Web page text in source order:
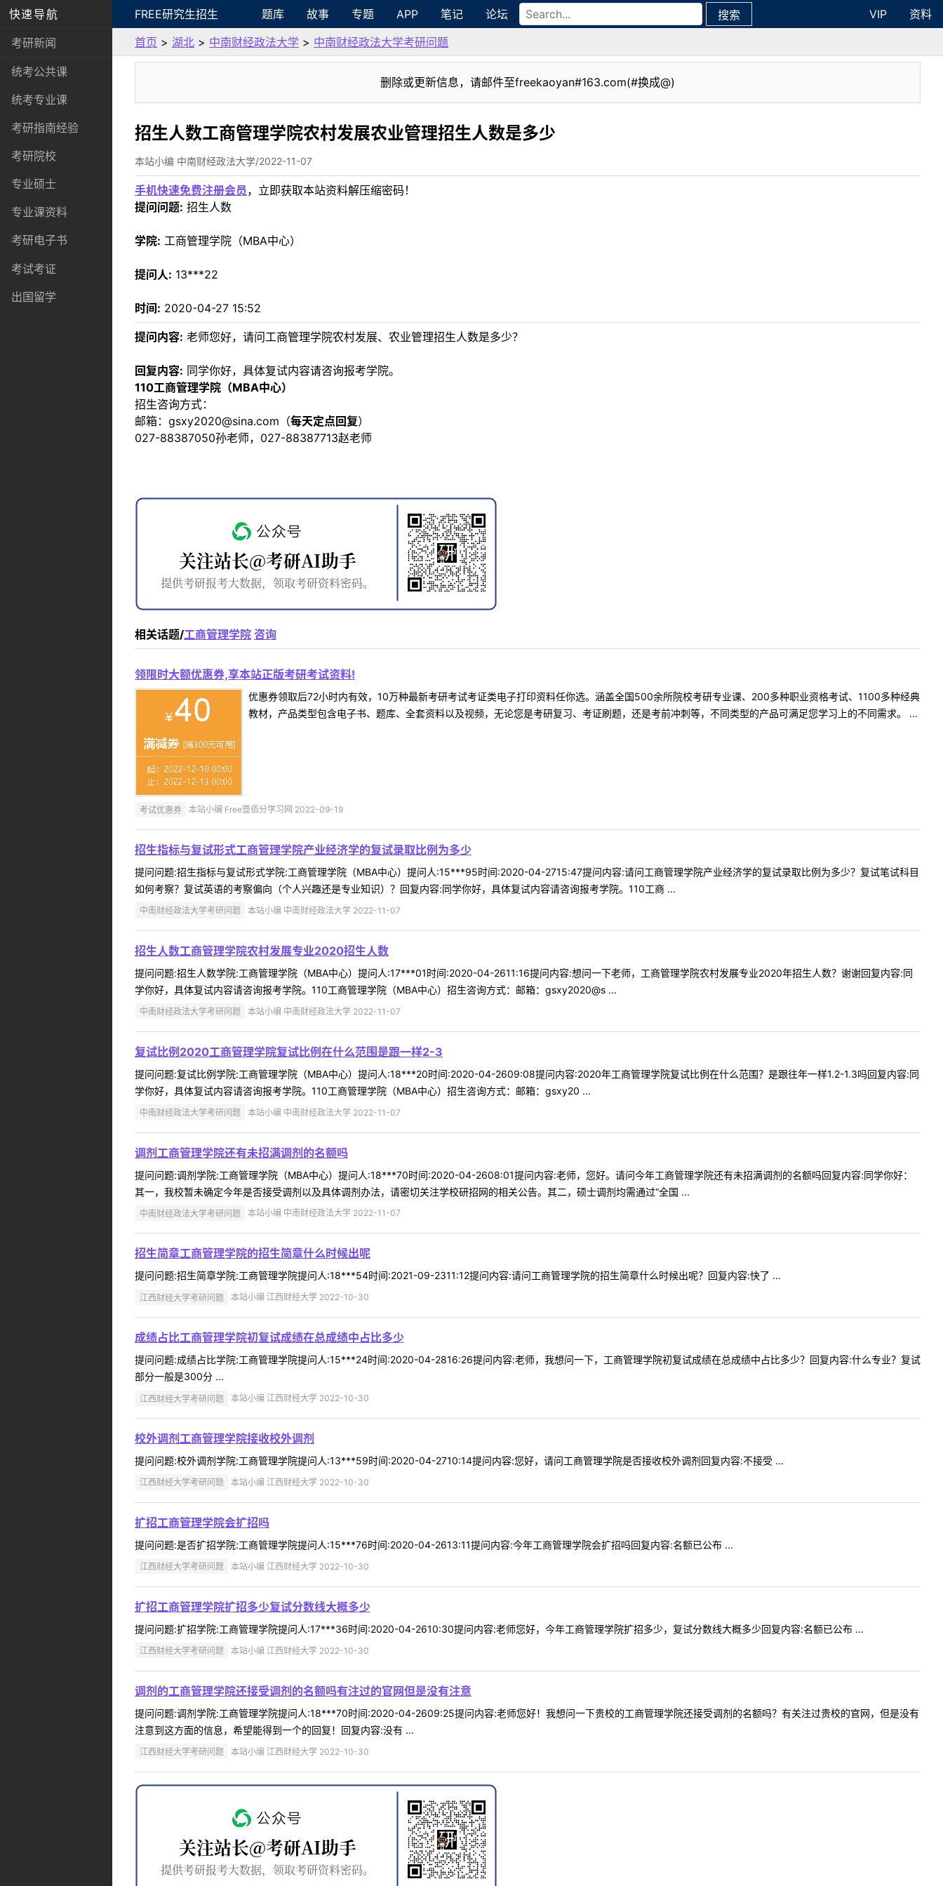
快速导航
考研新闻
统考公共课
统考专业课
考研指南经验
考研院校
专业硕士
专业课资料
考研电子书
考试考证
出国留学
FREE研究生招生 题库 故事 专题 APP 笔记 论坛 搜索 VIP
资料
首页 > 湖北 > 中南财经政法大学 > 中南财经政法大学考研问题
删除或更新信息，请邮件至freekaoyan#163.com(#换成@)
招生人数工商管理学院农村发展农业管理招生人数是多少
本站小编 中南财经政法大学/2022-11-07
手机快速免费注册会员 ，立即获取本站资料解压缩密码！
提问问题: 招生人数
学院: 工商管理学院（MBA中心）
提问人: 13***22
时间: 2020-04-27 15:52
提问内容: 老师您好，请问工商管理学院农村发展、农业管理招生人数是多少？
回复内容: 同学你好，具体复试内容请咨询报考学院。
110工商管理学院（MBA中心）
招生咨询方式：
邮箱：gsxy2020@sina.com（每天定点回复）
027-88387050孙老师，027-88387713赵老师
相关话题/工商管理学院 咨询
领限时大额优惠券,享本站正版考研考试资料!
优惠券领取后72小时内有效，10万种最新考研考试考证类电子打印资料任你选。涵盖全国500余所院校考研专业课、200多种职业资格考试、1100多种经典
教材，产品类型包含电子书、题库、全套资料以及视频，无论您是考研复习、考证刷题，还是考前冲刺等，不同类型的产品可满足您学习上的不同需求。 ...
考试优惠券 本站小编 Free壹佰分学习网 2022-09-19
招生指标与复试形式工商管理学院产业经济学的复试录取比例为多少
提问问题:招生指标与复试形式学院:工商管理学院（MBA中心）提问人:15***95时间:2020-04-2715:47提问内容:请问工商管理学院产业经济学的复试录取比例为多少？复试笔试科目
如何考察？复试英语的考察偏向（个人兴趣还是专业知识）？回复内容:同学你好，具体复试内容请咨询报考学院。110工商 ...
中南财经政法大学考研问题 本站小编 中南财经政法大学 2022-11-07
招生人数工商管理学院农村发展专业2020招生人数
提问问题:招生人数学院:工商管理学院（MBA中心）提问人:17***01时间:2020-04-2611:16提问内容:想问一下老师，工商管理学院农村发展专业2020年招生人数？谢谢回复内容:同
学你好，具体复试内容请咨询报考学院。110工商管理学院（MBA中心）招生咨询方式：邮箱：gsxy2020@s ...
中南财经政法大学考研问题 本站小编 中南财经政法大学 2022-11-07
复试比例2020工商管理学院复试比例在什么范围是跟一样2-3
提问问题:复试比例学院:工商管理学院（MBA中心）提问人:18***20时间:2020-04-2609:08提问内容:2020年工商管理学院复试比例在什么范围？是跟往年一样1.2-1.3吗回复内容:同
学你好，具体复试内容请咨询报考学院。110工商管理学院（MBA中心）招生咨询方式：邮箱：gsxy20 ...
中南财经政法大学考研问题 本站小编 中南财经政法大学 2022-11-07
调剂工商管理学院还有未招满调剂的名额吗
提问问题:调剂学院:工商管理学院（MBA中心）提问人:18***70时间:2020-04-2608:01提问内容:老师，您好。请问今年工商管理学院还有未招满调剂的名额吗回复内容:同学你好：
其一，我校暂未确定今年是否接受调剂以及具体调剂办法，请密切关注学校研招网的相关公告。其二，硕士调剂均需通过“全国 ...
中南财经政法大学考研问题 本站小编 中南财经政法大学 2022-11-07
招生简章工商管理学院的招生简章什么时候出呢
提问问题:招生简章学院:工商管理学院提问人:18***54时间:2021-09-2311:12提问内容:请问工商管理学院的招生简章什么时候出呢？回复内容:快了 ...
江西财经大学考研问题 本站小编 江西财经大学 2022-10-30
成绩占比工商管理学院初复试成绩在总成绩中占比多少
提问问题:成绩占比学院:工商管理学院提问人:15***24时间:2020-04-2816:26提问内容:老师，我想问一下，工商管理学院初复试成绩在总成绩中占比多少？回复内容:什么专业？复试
部分一般是300分 ...
江西财经大学考研问题 本站小编 江西财经大学 2022-10-30
校外调剂工商管理学院接收校外调剂
提问问题:校外调剂学院:工商管理学院提问人:13***59时间:2020-04-2710:14提问内容:您好，请问工商管理学院是否接收校外调剂回复内容:不接受 ...
江西财经大学考研问题 本站小编 江西财经大学 2022-10-30
扩招工商管理学院会扩招吗
提问问题:是否扩招学院:工商管理学院提问人:15***76时间:2020-04-2613:11提问内容:今年工商管理学院会扩招吗回复内容:名额已公布 ...
江西财经大学考研问题 本站小编 江西财经大学 2022-10-30
扩招工商管理学院扩招多少复试分数线大概多少
提问问题:扩招学院:工商管理学院提问人:17***36时间:2020-04-2610:30提问内容:老师您好，今年工商管理学院扩招多少，复试分数线大概多少回复内容:名额已公布 ...
江西财经大学考研问题 本站小编 江西财经大学 2022-10-30
调剂的工商管理学院还接受调剂的名额吗有注过的官网但是没有注意
提问问题:调剂学院:工商管理学院提问人:18***70时间:2020-04-2609:25提问内容:老师您好！我想问一下贵校的工商管理学院还接受调剂的名额吗？有关注过贵校的官网，但是没有
注意到这方面的信息，希望能得到一个的回复！回复内容:没有 ...
江西财经大学考研问题 本站小编 江西财经大学 2022-10-30